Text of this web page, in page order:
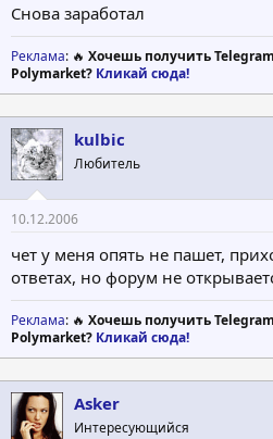
Снова заработал
Реклама: 🔥 Хочешь получить
Polymarket? Кликай сюда!
kulbic
Любитель
10.12.2006
чет у меня опять не пашет,
ответах, но форум не
Реклама: 🔥 Хочешь получить
Polymarket? Кликай сюда!
Asker
Интересующийся